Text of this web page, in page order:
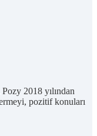
2018 yılından
pozitif konuları